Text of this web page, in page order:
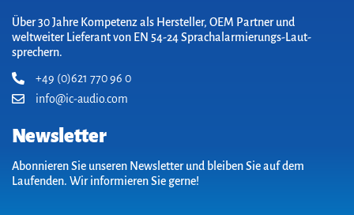
Über 30 Jahre Kompetenz als Hersteller, OEM Partner und
weltweiter Lieferant von EN 54-24 Sprach­alarm­ierungs-Laut­
sprechern.
+49 (0)621 770 96 0
info@ic-audio.com
Newsletter
Abonnieren Sie unseren Newsletter und bleiben Sie auf dem
Laufenden. Wir informieren Sie gerne!